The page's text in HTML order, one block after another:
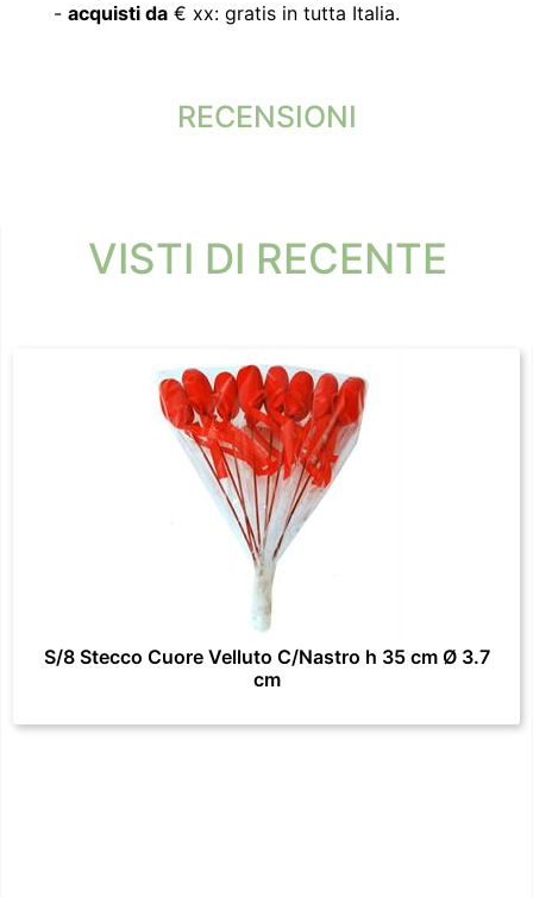
- acquisti da € xx: gratis in tutta Italia.
RECENSIONI
VISTI DI RECENTE
S/8 Stecco Cuore Velluto C/Nastro h 35 cm Ø 3.7
cm